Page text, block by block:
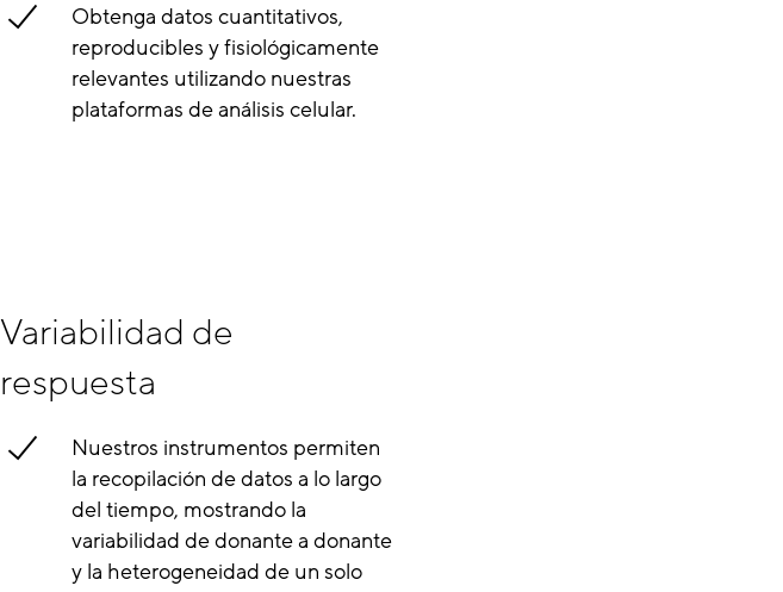
Obtenga datos cuantitativos,
reproducibles y fisiológicamente
relevantes utilizando nuestras
plataformas de análisis celular.
Variabilidad de
respuesta
Nuestros instrumentos permiten
la recopilación de datos a lo largo
del tiempo, mostrando la
variabilidad de donante a donante
y la heterogeneidad de un solo